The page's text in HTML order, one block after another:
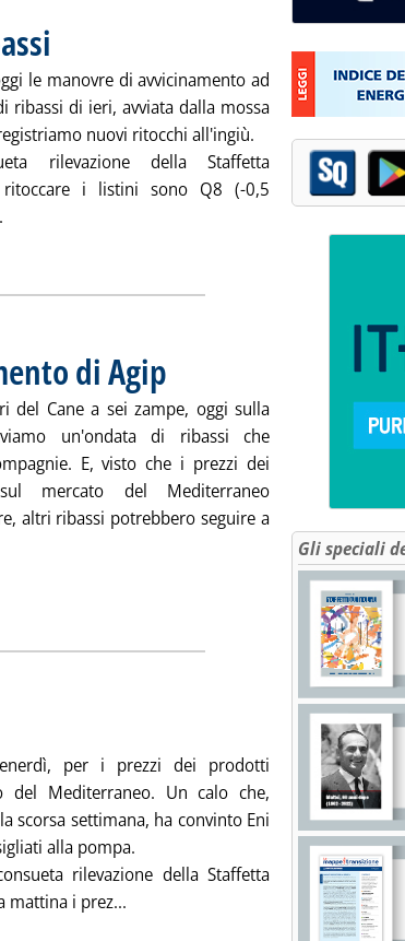
le manovre di avvicinamento ad
ribassi di ieri, avviata dalla mossa
nuovi ritocchi all'ingiù.
rilevazione della Staffetta
i listini sono Q8 (-0,5
di Agip . Pubblicata martedì 23 novembre 2010 alle
del Cane a sei zampe, oggi sulla
un'ondata di ribassi che
E, visto che i prezzi dei
mercato del Mediterraneo
altri ribassi potrebbero seguire a
tutti all'inseguimento di Agip'
per i prezzi dei prodotti
del Mediterraneo. Un calo che,
scorsa settimana, ha convinto Eni
alla pompa.
rilevazione della Staffetta
mattina i prez... Leggi tutta la notizia: 'Carburanti,
Gli speciali